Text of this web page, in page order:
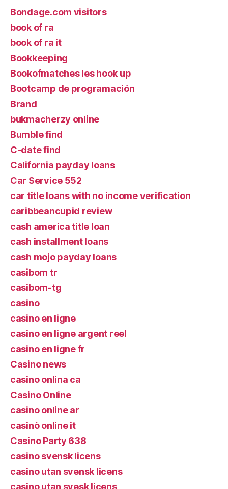
Bondage.com visitors
book of ra
book of ra it
Bookkeeping
Bookofmatches les hook up
Bootcamp de programación
Brand
bukmacherzy online
Bumble find
C-date find
California payday loans
Car Service 552
car title loans with no income verification
caribbeancupid review
cash america title loan
cash installment loans
cash mojo payday loans
casibom tr
casibom-tg
casino
casino en ligne
casino en ligne argent reel
casino en ligne fr
Casino news
casino onlina ca
Casino Online
casino online ar
casinò online it
Casino Party 638
casino svensk licens
casino utan svensk licens
casino utan svesk licens